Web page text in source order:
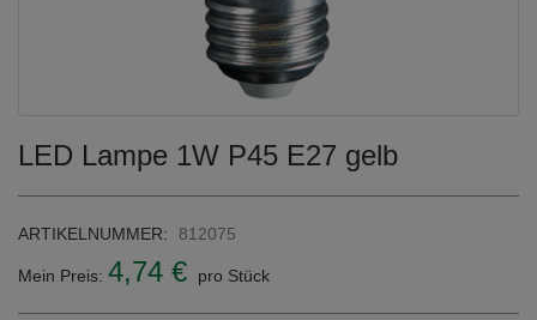
LED Lampe 1W P45 E27 gelb
ARTIKELNUMMER: 812075
Mein Preis: 4,74 € pro Stück